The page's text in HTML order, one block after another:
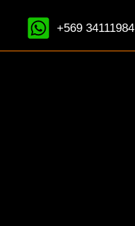
+569 34111984